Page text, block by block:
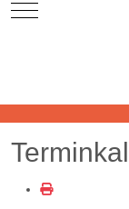
Mobile Menu